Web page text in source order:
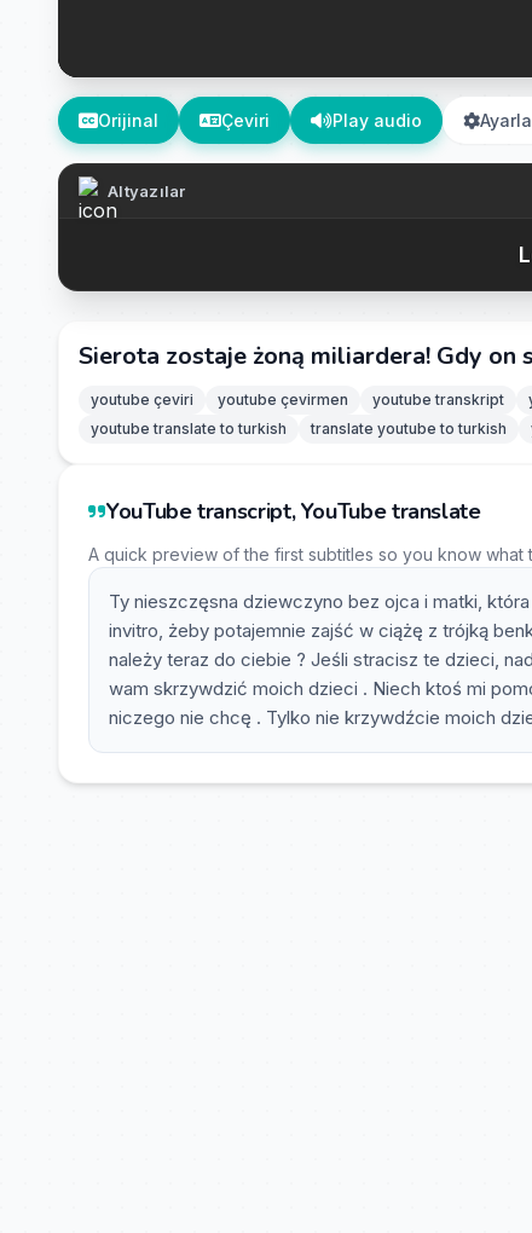
Orijinal Çeviri Play audio
Altyazılar
Sierota zostaje żoną miliardera! Gdy
youtube çeviri youtube çevirmen youtube transkript
youtube translate to turkish
translate youtube to turkish
YouTube transcript, YouTube translate
A quick preview of the first subtitles so you know what
Ty nieszczęsna dziewczyno bez ojca i matki,
invitro, żeby potajemnie zajść w ciążę z trójką
należy teraz do ciebie ? Jeśli stracisz te dzieci,
wam skrzywdzić moich dzieci . Niech ktoś mi
niczego nie chcę . Tylko nie krzywdźcie moich